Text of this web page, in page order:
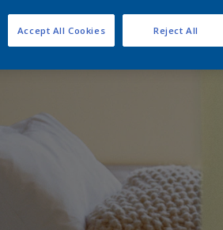
Reject All
Accept All Cookies